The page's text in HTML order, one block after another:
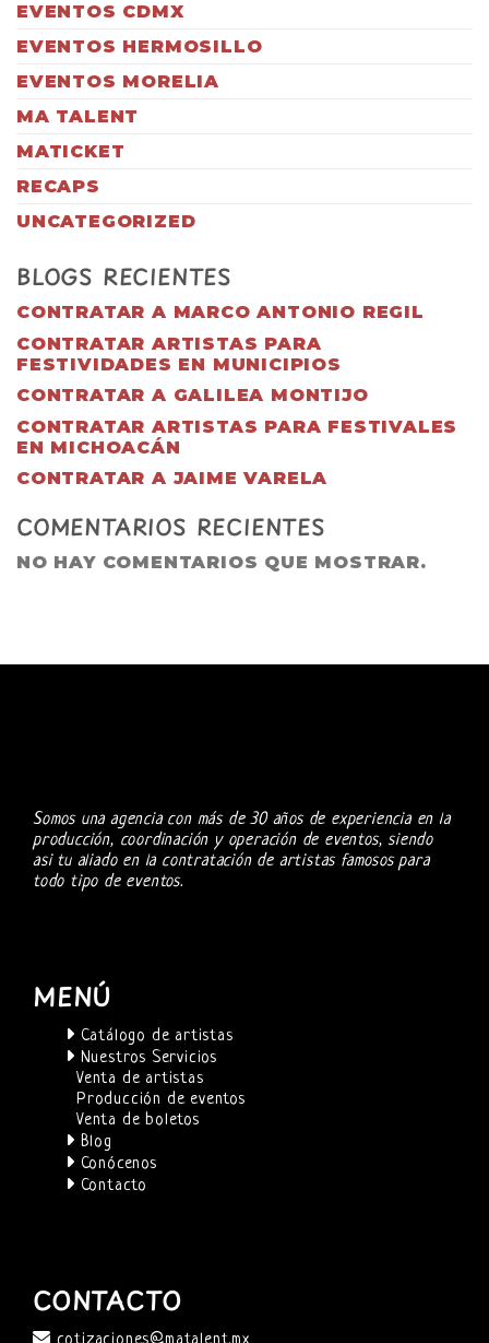
EVENTOS CDMX
EVENTOS HERMOSILLO
EVENTOS MORELIA
MA TALENT
MATICKET
RECAPS
UNCATEGORIZED
BLOGS RECIENTES
CONTRATAR A MARCO ANTONIO REGIL
CONTRATAR ARTISTAS PARA
FESTIVIDADES EN MUNICIPIOS
CONTRATAR A GALILEA MONTIJO
CONTRATAR ARTISTAS PARA FESTIVALES
EN MICHOACÁN
CONTRATAR A JAIME VARELA
COMENTARIOS RECIENTES
NO HAY COMENTARIOS QUE MOSTRAR.
Somos una agencia con más de 30 años de experiencia en la
producción, coordinación y operación de eventos, siendo
asi tu aliado en la contratación de artistas famosos para
todo tipo de eventos.
MENÚ
Catálogo de artistas
Nuestros Servicios
Venta de artistas
Producción de eventos
Venta de boletos
Blog
Conócenos
Contacto
CONTACTO